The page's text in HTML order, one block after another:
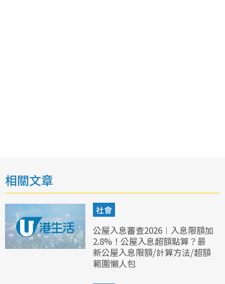
相關文章
社會
公屋入息審查2026︱入息限額加
2.8%！公屋入息超額點算？最
新公屋入息限額/計算方法/超額
範圍懶人包